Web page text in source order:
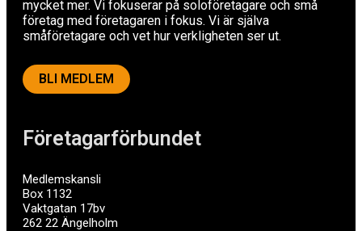
Företagarförbundet
Medlemskansli
Box 1132
Vaktgatan 17bv
262 22 Ängelholm
mycket mer. Vi fokuserar på soloföretagare och små
företag med företagaren i fokus. Vi är själva
småföretagare och vet hur verkligheten ser ut.
BLI MEDLEM